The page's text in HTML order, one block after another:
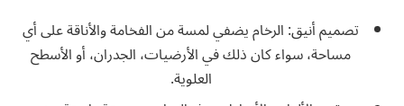
تصميم أنيق: الرخام يضفي لمسة من الفخامة والأناقة على أي
مساحة، سواء كان ذلك في الأرضيات، الجدران، أو الأسطح
العلوية.